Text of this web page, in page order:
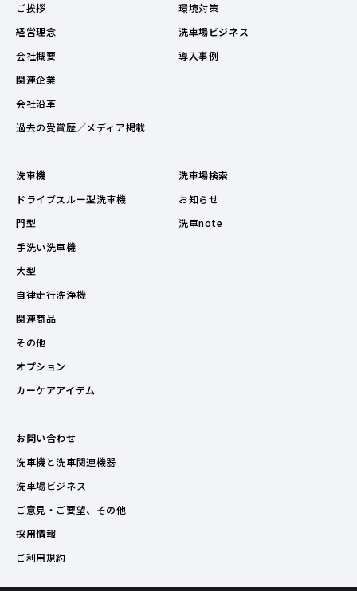
ご挨拶
経営理念
会社概要
関連企業
会社沿革
過去の受賞歴／メディア掲載
環境対策
洗車場ビジネス
導入事例
洗車機
ドライブスルー型洗車機
門型
手洗い洗車機
大型
自律走行洗浄機
関連商品
その他
オプション
カーケアアイテム
洗車場検索
お知らせ
洗車note
お問い合わせ
洗車機と洗車関連機器
洗車場ビジネス
ご意見・ご要望、その他
採用情報
ご利用規約